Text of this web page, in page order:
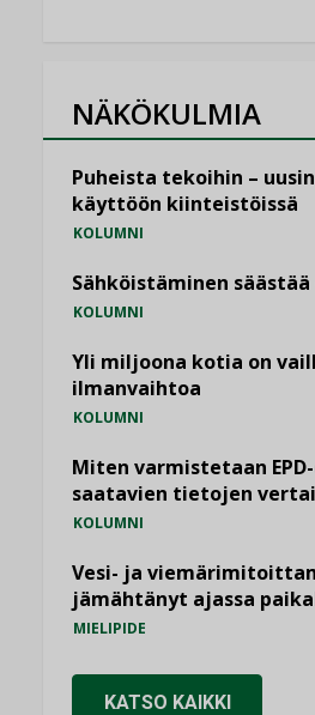
NÄKÖKULMIA
Puheista tekoihin –
käyttöön kiinteistöissä
KOLUMNI
Sähköistäminen
KOLUMNI
Yli miljoona kotia on
ilmanvaihtoa
KOLUMNI
Miten varmistetaan
saatavien tietojen
KOLUMNI
Vesi- ja
jämähtänyt ajassa
MIELIPIDE
KATSO KAIKKI